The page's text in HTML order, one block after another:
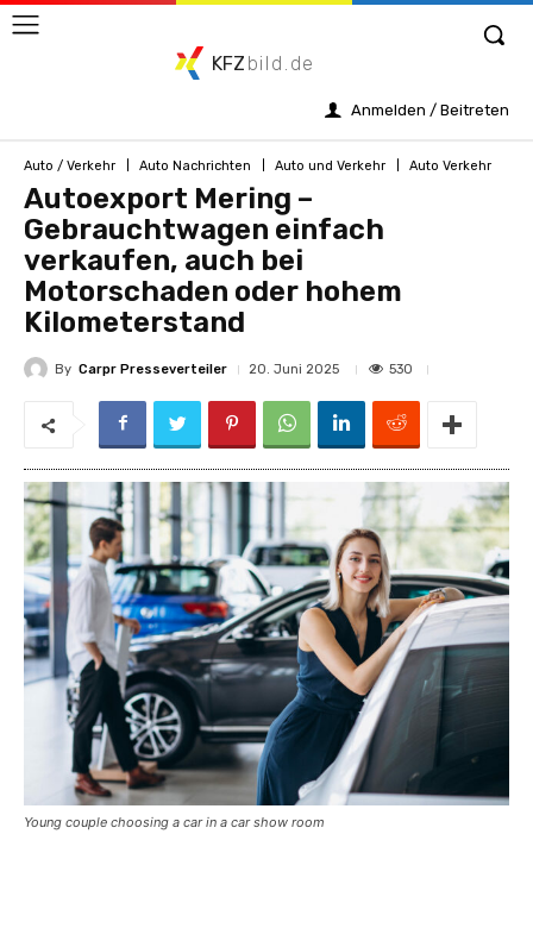
KFZ bild.de
Anmelden / Beitreten
Auto / Verkehr Auto Nachrichten Auto und Verkehr Auto Verkehr
Autoexport Mering –
Gebrauchtwagen einfach
verkaufen, auch bei
Motorschaden oder hohem
Kilometerstand
By Carpr Presseverteiler 20. Juni 2025 530
Young couple choosing a car in a car show room